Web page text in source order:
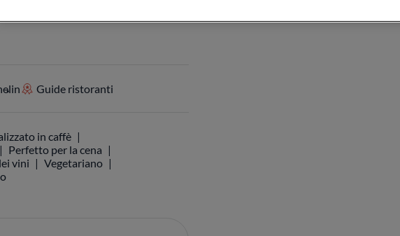
Guide ristoranti
in caffè
Perfetto per la cena
vini
Vegetariano